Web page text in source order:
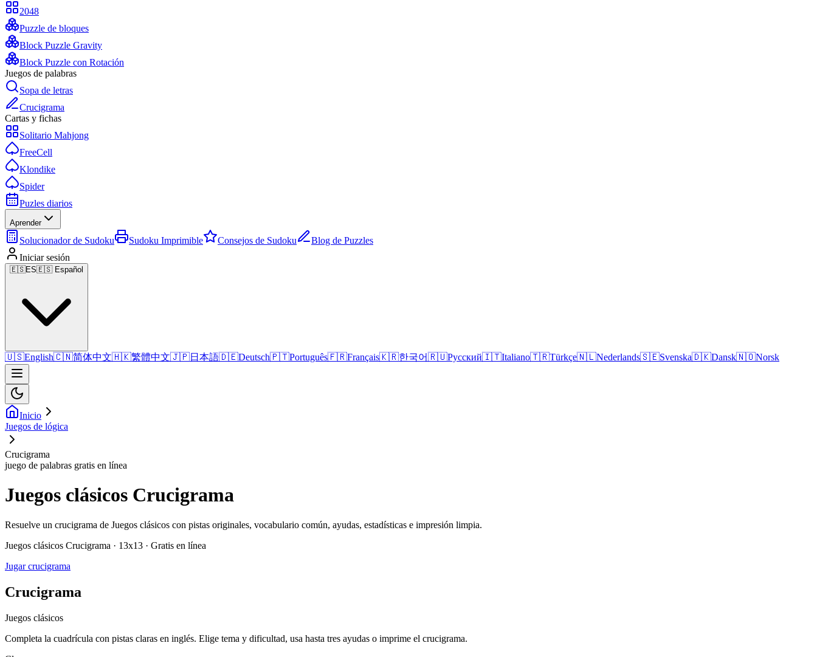
2048
Puzzle de bloques
Block Puzzle Gravity
Block Puzzle con Rotación
Juegos de palabras
Sopa de letras
Crucigrama
Cartas y fichas
Solitario Mahjong
FreeCell
Klondike
Spider
Puzles diarios
Aprender
Solucionador de Sudoku Sudoku Imprimible Consejos de Sudoku
Blog de Puzzles
Iniciar sesión
🇪🇸ES🇪🇸 Español
🇺🇸English🇨🇳简体中文🇭🇰繁體中文🇯🇵日本語🇩🇪Deutsch🇵🇹Português🇫🇷Français🇰🇷한국어🇷🇺Русский🇮🇹Italiano🇹🇷Türkçe🇳🇱Nederlands🇸🇪Svenska🇩🇰Dansk🇳🇴Norsk
Inicio
Juegos de lógica
Crucigrama
juego de palabras gratis en línea
Juegos clásicos Crucigrama
Resuelve un crucigrama de Juegos clásicos con pistas originales, vocabulario común, ayudas, estadísticas e impresión limpia.
Juegos clásicos Crucigrama · 13x13 · Gratis en línea
Jugar crucigrama
Crucigrama
Juegos clásicos
Completa la cuadrícula con pistas claras en inglés. Elige tema y dificultad, usa hasta tres ayudas o imprime el crucigrama.